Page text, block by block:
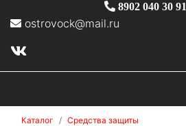
8902 040 30 91
ostrovock@mail.ru
Каталог
Средства защиты